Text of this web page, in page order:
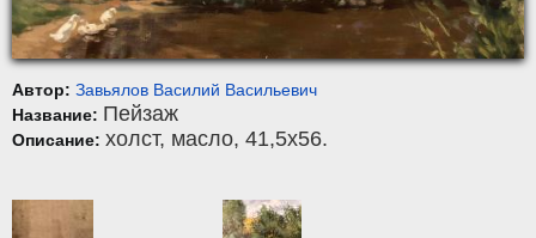
Автор: Завьялов Василий Васильевич
Название: Пейзаж
Описание: холст, масло, 41,5x56.